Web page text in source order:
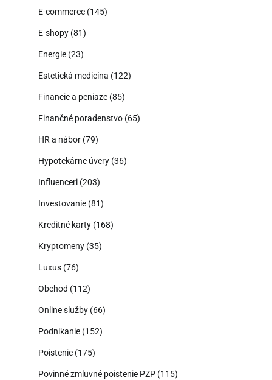
E-commerce (145)
E-shopy (81)
Energie (23)
Estetická medicína (122)
Financie a peniaze (85)
Finančné poradenstvo (65)
HR a nábor (79)
Hypotekárne úvery (36)
Influenceri (203)
Investovanie (81)
Kreditné karty (168)
Kryptomeny (35)
Luxus (76)
Obchod (112)
Online služby (66)
Podnikanie (152)
Poistenie (175)
Povinné zmluvné poistenie PZP (115)